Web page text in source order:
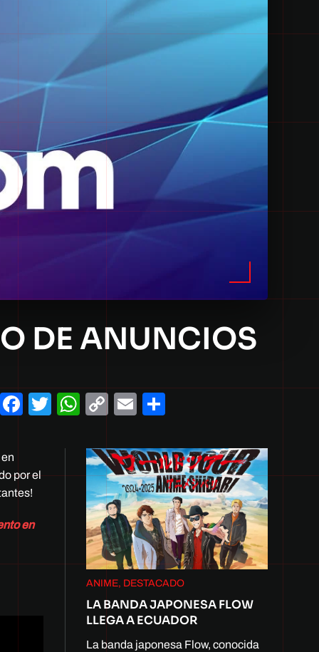
DE ANUNCIOS
Facebook
TwitterWhatsApp
CopyEmail
por el
en
ANIME, DESTACADO
LA BANDA JAPONESA FLOW
LLEGA A ECUADOR
La banda japonesa Flow, conocida